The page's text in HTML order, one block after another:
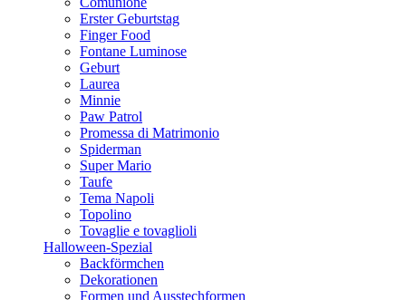
Erster Geburtstag
Finger Food
Fontane Luminose
Geburt
Laurea
Minnie
Paw Patrol
Promessa di Matrimonio
Spiderman
Super Mario
Taufe
Tema Napoli
Topolino
Tovaglie e tovaglioli
Halloween-Spezial
Backförmchen
Dekorationen
Formen und Ausstechformen